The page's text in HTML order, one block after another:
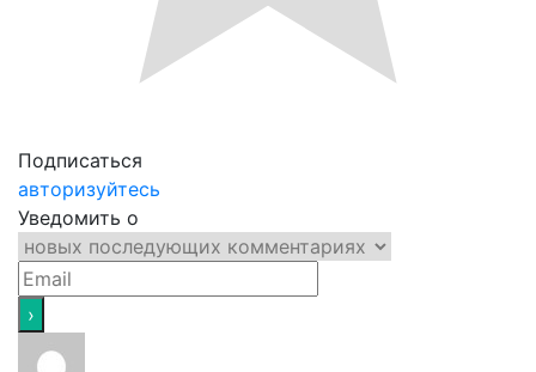
Подписаться
авторизуйтесь
Уведомить о